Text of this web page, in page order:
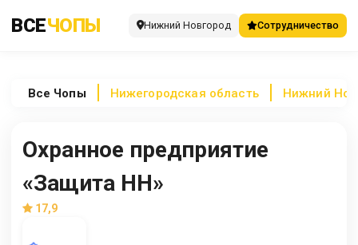
ВСЕЧОПЫ Нижний Новгород Сотрудничество
Все Чопы Нижегородская область Нижний
Охранное предприятие
«Защита НН»
17,9